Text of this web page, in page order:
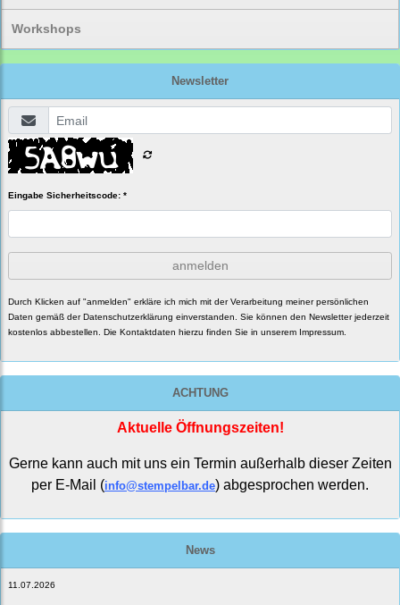
Workshops
Newsletter
Eingabe Sicherheitscode: *
anmelden
Durch Klicken auf "anmelden" erkläre ich mich mit der Verarbeitung meiner persönlichen
Daten gemäß der Datenschutzerklärung einverstanden. Sie können den Newsletter jederzeit
kostenlos abbestellen. Die Kontaktdaten hierzu finden Sie in unserem Impressum.
ACHTUNG
Aktuelle Öffnungszeiten!
Gerne kann auch mit uns ein Termin außerhalb dieser Zeiten
per E-Mail (info@stempelbar.de) abgesprochen werden.
News
11.07.2026